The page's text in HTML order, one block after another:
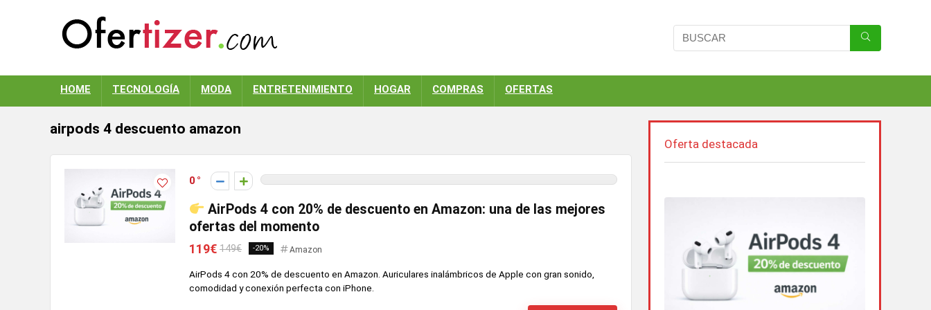
HOME TECNOLOGÍA MODA ENTRETENIMIENTO HOGAR COMPRAS OFERTAS
airpods 4 descuento amazon
0
AirPods 4 con 20% de descuento en Amazon: una de las mejores
ofertas del momento
119€ 149€ -20% Amazon
AirPods 4 con 20% de descuento en Amazon. Auriculares inalámbricos de Apple con gran sonido,
comodidad y conexión perfecta con iPhone.
Oferta destacada